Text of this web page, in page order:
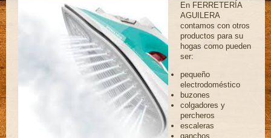
En FERRETERÍA
AGUILERA
contamos con otros
productos para su
hogas como pueden
ser:
pequeño
electrodoméstico
buzones
colgadores y
percheros
escaleras
ganchos